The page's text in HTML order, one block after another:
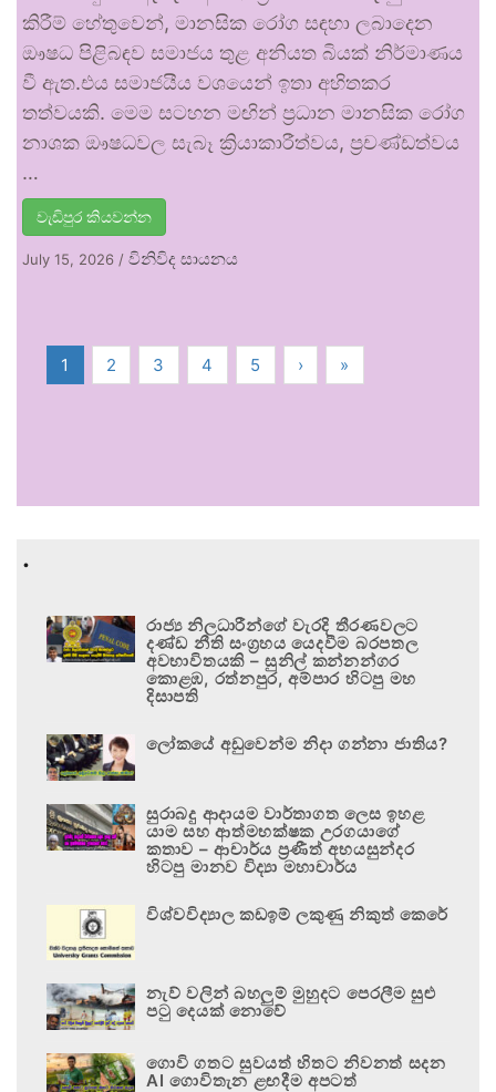
කිරීම් හේතුවෙන්, මානසික රෝග සඳහා ලබාදෙන
ඖෂධ පිළිබඳව සමාජය තුළ අනියත බියක් නිර්මාණය
වී ඇත.එය සමාජයීය වශයෙන් ඉතා අහිතකර
තත්වයකි. මෙම සටහන මඟින් ප්‍රධාන මානසික රෝග
නාශක ඖෂධවල සැබෑ ක්‍රියාකාරීත්වය, ප්‍රචණ්ඩත්වය
…
වැඩිපුර කියවන්න
July 15, 2026 / විනිවිද සායනය
1 2 3 4 5 › »
.
රාජ්‍ය නිලධාරීන්ගේ වැරදි තීරණවලට
දණ්ඩ නීති සංග්‍රහය යෙදවීම බරපතල
අවභාවිතයකි – සුනිල් කන්නන්ගර
කොළඹ, රත්නපුර, අම්පාර හිටපු මහ
දිසාපති
ලෝකයේ අඩුවෙන්ම නිදා ගන්නා ජාතිය?
සුරාබදු ආදායම වාර්තාගත ලෙස ඉහළ
යාම සහ ආත්මභක්ෂක උරගයාගේ
කතාව – ආචාර්ය ප්‍රණීත් අභයසුන්දර
හිටපු මානව විද්‍යා මහාචාර්ය
විශ්වවිද්‍යාල කඩඉම් ලකුණු නිකුත් කෙරේ
නැව් වලින් බහලුම් මුහුදට පෙරලීම සුළු
පටු දෙයක් නොවේ
ගොවි ගතට සුවයත් හිතට නිවනත් සදන
AI ගොවිතැන ළඟදීම අපටත්